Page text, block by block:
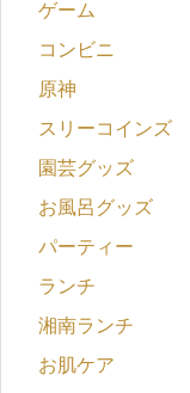
ゲーム
コンビニ
原神
スリーコインズ
園芸グッズ
お風呂グッズ
パーティー
ランチ
湘南ランチ
お肌ケア